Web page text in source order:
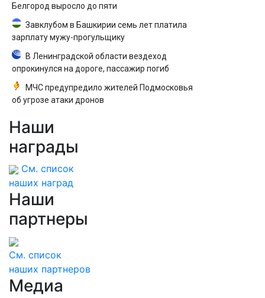
Белгород выросло до пяти
Завклубом в Башкирии семь лет платила
зарплату мужу-прогульщику
В Ленинградской области вездеход
опрокинулся на дороге, пассажир погиб
МЧС предупредило жителей Подмосковья
об угрозе атаки дронов
Наши
награды
См. список
наших наград
Наши
партнеры
См. список
наших партнеров
Медиа